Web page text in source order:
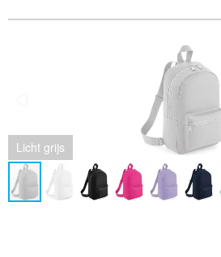
Licht grijs